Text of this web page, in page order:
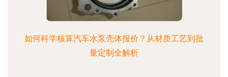
如何科学核算汽车水泵壳体报价？从材质工艺到批
量定制全解析